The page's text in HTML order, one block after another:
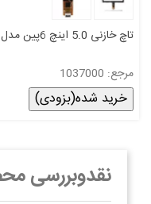
تاچ خازنی 5.0 اینچ 6پین مدل - touch 5inch gt911
مرجع: 1037000
خرید شده(بزودی)
نقدوبررسی